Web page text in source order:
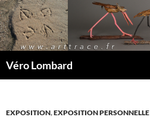
Véro Lombard
EXPOSITION,EXPOSITION PERSONNELLE